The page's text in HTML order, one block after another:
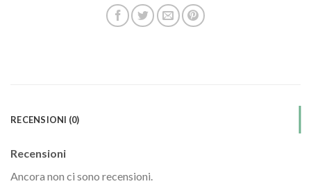
RECENSIONI (0)
Recensioni
Ancora non ci sono recensioni.